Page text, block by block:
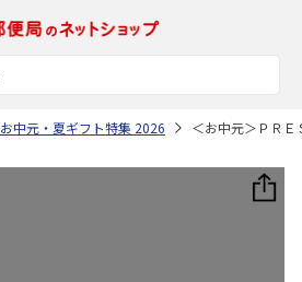
お中元・夏ギフト特集 2026 ＜お中元＞ＰＲ